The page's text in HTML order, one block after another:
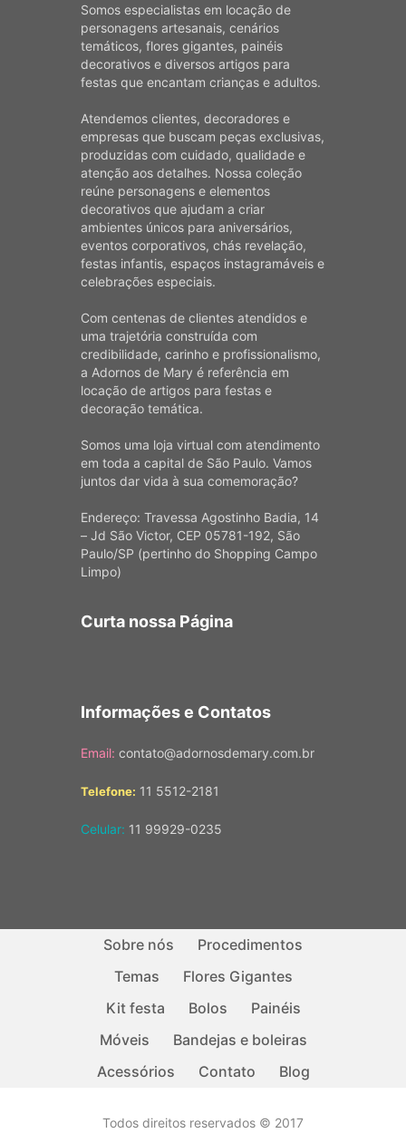
Somos especialistas em locação de
personagens artesanais, cenários
temáticos, flores gigantes, painéis
decorativos e diversos artigos para
festas que encantam crianças e adultos.
Atendemos clientes, decoradores e
empresas que buscam peças exclusivas,
produzidas com cuidado, qualidade e
atenção aos detalhes. Nossa coleção
reúne personagens e elementos
decorativos que ajudam a criar
ambientes únicos para aniversários,
eventos corporativos, chás revelação,
festas infantis, espaços instagramáveis e
celebrações especiais.
Com centenas de clientes atendidos e
uma trajetória construída com
credibilidade, carinho e profissionalismo,
a Adornos de Mary é referência em
locação de artigos para festas e
decoração temática.
Somos uma loja virtual com atendimento
em toda a capital de São Paulo. Vamos
juntos dar vida à sua comemoração?
Endereço: Travessa Agostinho Badia, 14
– Jd São Victor, CEP 05781-192, São
Paulo/SP (pertinho do Shopping Campo
Limpo)
Curta nossa Página
Informações e Contatos
Email: contato@adornosdemary.com.br
Telefone: 11 5512-2181
Celular: 11 99929-0235
Sobre nós
Procedimentos
Temas
Flores Gigantes
Kit festa
Bolos
Painéis
Móveis
Bandejas e boleiras
Acessórios
Contato Blog
Todos direitos reservados © 2017